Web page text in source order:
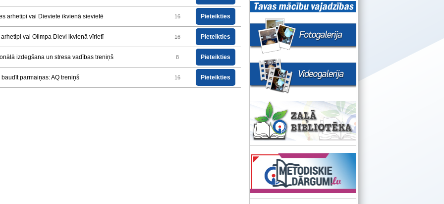
arhetipi vai Dieviete ikvienā sievietē 16 Pieteikties
vai Olimpa Dievi ikvienā vīrietī 16 Pieteikties
izdegšana un stresa vadības treniņš 8 Pieteikties
baudīt parmaiņas: AQ treniņš 16 Pieteikties